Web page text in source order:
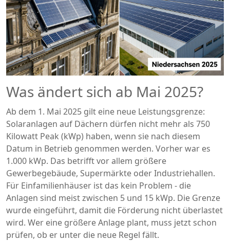
Was ändert sich ab Mai 2025?
Ab dem 1. Mai 2025 gilt eine neue Leistungsgrenze:
Solaranlagen auf Dächern dürfen nicht mehr als 750
Kilowatt Peak (kWp) haben, wenn sie nach diesem
Datum in Betrieb genommen werden. Vorher war es
1.000 kWp. Das betrifft vor allem größere
Gewerbegebäude, Supermärkte oder Industriehallen.
Für Einfamilienhäuser ist das kein Problem - die
Anlagen sind meist zwischen 5 und 15 kWp. Die Grenze
wurde eingeführt, damit die Förderung nicht überlastet
wird. Wer eine größere Anlage plant, muss jetzt schon
prüfen, ob er unter die neue Regel fällt.